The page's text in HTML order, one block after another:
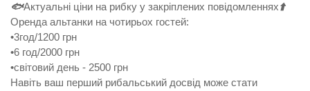
🐟Актуальні ціни на рибку у закріплених повідомленнях⬆️
Оренда альтанки на чотирьох гостей:
•3год/1200 грн
•6 год/2000 грн
•світовий день - 2500 грн
Навіть ваш перший рибальський досвід може стати